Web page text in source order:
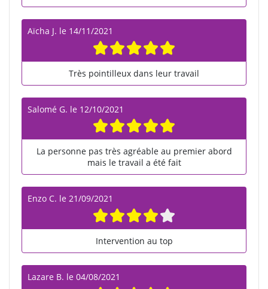
Aïcha J. le 14/11/2021
Très pointilleux dans leur travail
Salomé G. le 12/10/2021
La personne pas très agréable au premier abord
mais le travail a été fait
Enzo C. le 21/09/2021
Intervention au top
Lazare B. le 04/08/2021